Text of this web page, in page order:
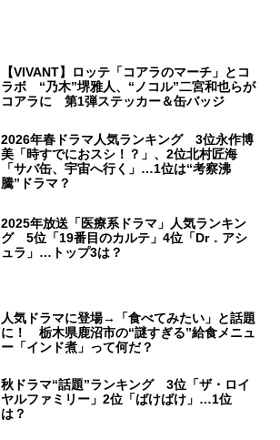
【VIVANT】ロッテ「コアラのマーチ」とコ
ラボ “乃木”堺雅人、“ノコル”二宮和也らが
コアラに 第1弾ステッカー＆缶バッジ
2026年春ドラマ人気ランキング 3位永作博
美「時すでにおスシ！？」、2位北村匠海
「サバ缶、宇宙へ行く」…1位は“考察沸
騰”ドラマ？
2025年放送「医療系ドラマ」人気ランキン
グ 5位「19番目のカルテ」4位「Dr．アシ
ュラ」…トップ3は？
人気ドラマに登場→「食べてみたい」と話題
に！ 栃木県鹿沼市の“謎すぎる”給食メニュ
ー「インド煮」って何だ？
秋ドラマ“話題”ランキング 3位「ザ・ロイ
ヤルファミリー」2位「ばけばけ」…1位
は？